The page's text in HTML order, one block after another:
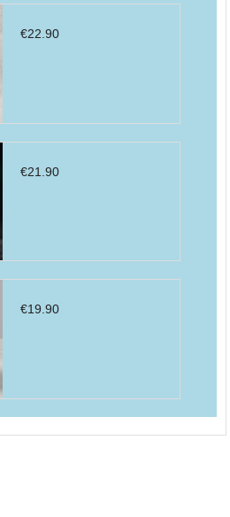
€22.90
€21.90
€19.90